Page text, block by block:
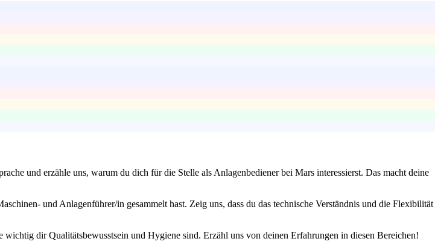
und erzähle uns, warum du dich für die Stelle als Anlagenbediener bei Mars interessierst. Das macht deine
und Anlagenführer/in gesammelt hast. Zeig uns, dass du das technische Verständnis und die Flexibilität
dir Qualitätsbewusstsein und Hygiene sind. Erzähl uns von deinen Erfahrungen in diesen Bereichen!